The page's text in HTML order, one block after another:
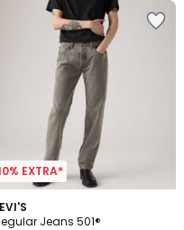
EXTRA*
Jeans 501®
4,6
/ 5